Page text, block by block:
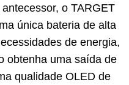
o TARGET
única bateria de alta
de energia,
obtenha uma saída de
qualidade OLED de